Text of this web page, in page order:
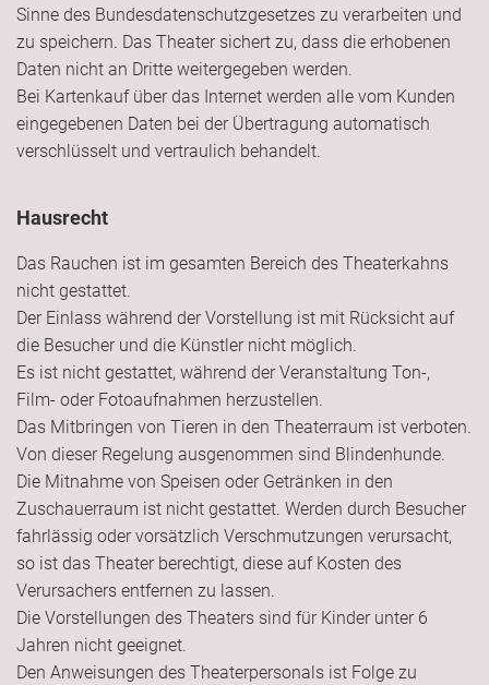
Sinne des Bundesdatenschutzgesetzes zu verarbeiten und
zu speichern. Das Theater sichert zu, dass die erhobenen
Daten nicht an Dritte weitergegeben werden.
Bei Kartenkauf über das Internet werden alle vom Kunden
eingegebenen Daten bei der Übertragung automatisch
verschlüsselt und vertraulich behandelt.
Hausrecht
Das Rauchen ist im gesamten Bereich des Theaterkahns
nicht gestattet.
Der Einlass während der Vorstellung ist mit Rücksicht auf
die Besucher und die Künstler nicht möglich.
Es ist nicht gestattet, während der Veranstaltung Ton-,
Film- oder Fotoaufnahmen herzustellen.
Das Mitbringen von Tieren in den Theaterraum ist verboten.
Von dieser Regelung ausgenommen sind Blindenhunde.
Die Mitnahme von Speisen oder Getränken in den
Zuschauerraum ist nicht gestattet. Werden durch Besucher
fahrlässig oder vorsätzlich Verschmutzungen verursacht,
so ist das Theater berechtigt, diese auf Kosten des
Verursachers entfernen zu lassen.
Die Vorstellungen des Theaters sind für Kinder unter 6
Jahren nicht geeignet.
Den Anweisungen des Theaterpersonals ist Folge zu